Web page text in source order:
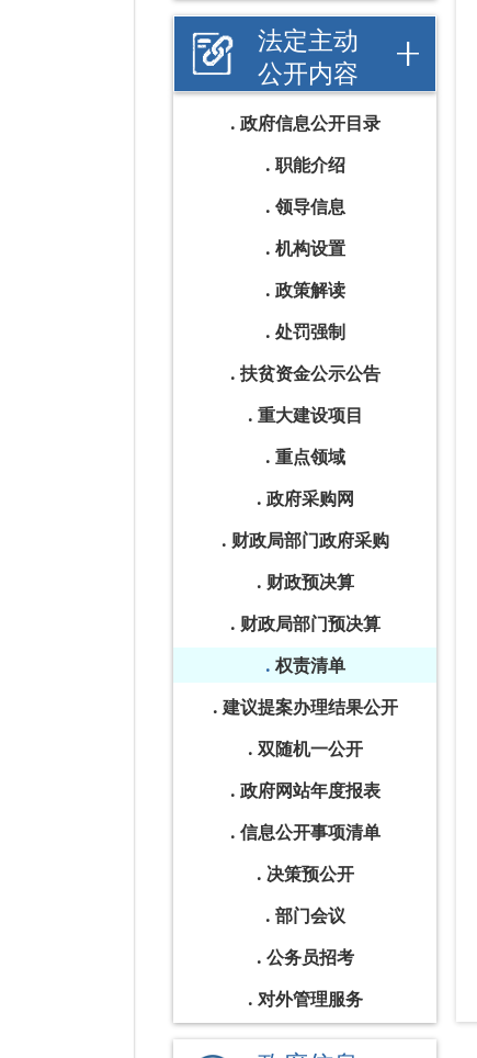
法定主动
公开内容
政府信息公开目录
职能介绍
领导信息
机构设置
政策解读
处罚强制
扶贫资金公示公告
重大建设项目
重点领域
政府采购网
财政局部门政府采购
财政预决算
财政局部门预决算
权责清单
建议提案办理结果公开
双随机一公开
政府网站年度报表
信息公开事项清单
决策预公开
部门会议
公务员招考
对外管理服务